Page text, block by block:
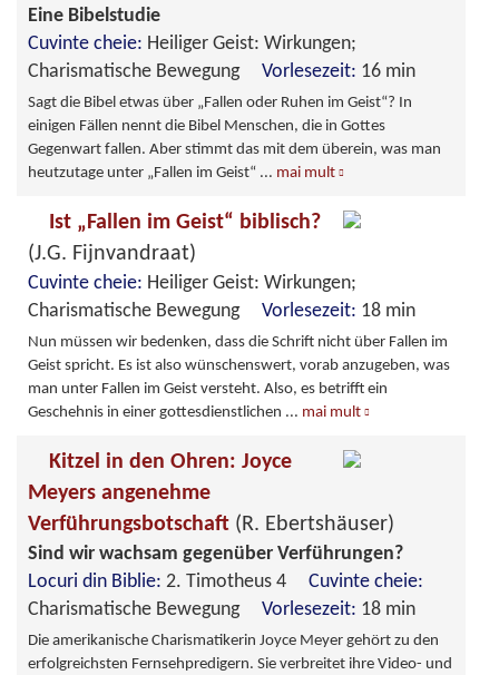
Eine Bibelstudie
Cuvinte cheie: Heiliger Geist: Wirkungen;
Charismatische Bewegung Vorlesezeit: 16 min
Sagt die Bibel etwas über „Fallen oder Ruhen im Geist“? In
einigen Fällen nennt die Bibel Menschen, die in Gottes
Gegenwart fallen. Aber stimmt das mit dem überein, was man
heutzutage unter „Fallen im Geist“ ... mai mult
Ist „Fallen im Geist“ biblisch?
(J.G. Fijnvandraat)
Cuvinte cheie: Heiliger Geist: Wirkungen;
Charismatische Bewegung Vorlesezeit: 18 min
Nun müssen wir bedenken, dass die Schrift nicht über Fallen im
Geist spricht. Es ist also wünschenswert, vorab anzugeben, was
man unter Fallen im Geist versteht. Also, es betrifft ein
Geschehnis in einer gottesdienstlichen ... mai mult
Kitzel in den Ohren: Joyce
Meyers angenehme
Verführungsbotschaft (R. Ebertshäuser)
Sind wir wachsam gegenüber Verführungen?
Locuri din Biblie: 2. Timotheus 4 Cuvinte cheie:
Charismatische Bewegung Vorlesezeit: 18 min
Die amerikanische Charismatikerin Joyce Meyer gehört zu den
erfolgreichsten Fernsehpredigern. Sie verbreitet ihre Video- und